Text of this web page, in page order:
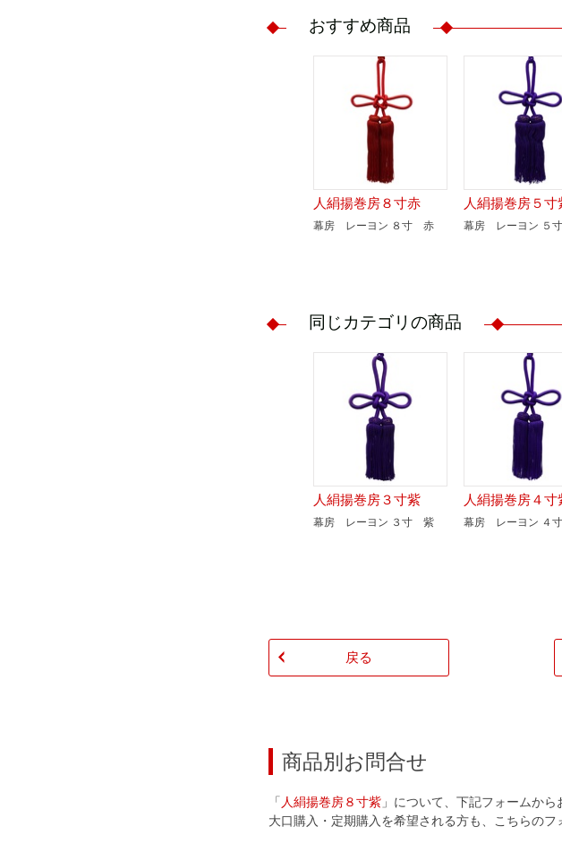
おすすめ商品
人絹揚巻房８寸赤
幕房 レーヨン ８寸 赤
人絹揚巻房５
幕房 レーヨン ５
同じカテゴリの商品
人絹揚巻房３寸紫
幕房 レーヨン ３寸 紫
人絹揚巻房４
幕房 レーヨン ４
戻る
商品別お問合せ
「 人絹揚巻房８寸紫 」について、下記フォームから
大口購入・定期購入を希望される方も、こちらのフ